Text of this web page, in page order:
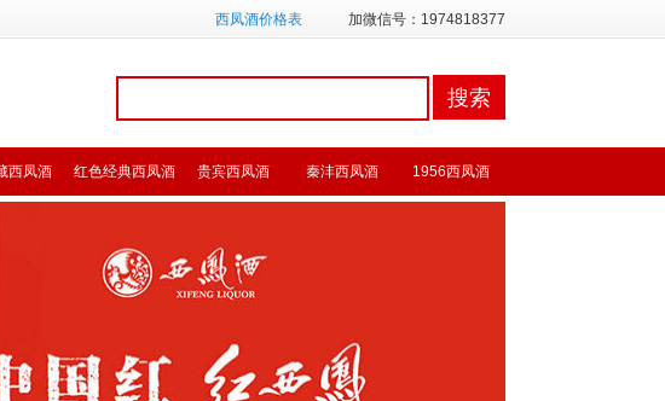
西凤酒价格表 加微信号：1974818377
西凤酒 红色经典西凤酒 贵宾西凤酒 秦沣西凤酒 1956西凤酒